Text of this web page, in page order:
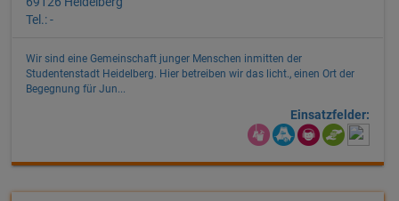
Tel.: -
Wir sind eine Gemeinschaft junger Menschen inmitten der
Studentenstadt Heidelberg. Hier betreiben wir das licht., einen Ort der
Begegnung für Jun...
Einsatzfelder: